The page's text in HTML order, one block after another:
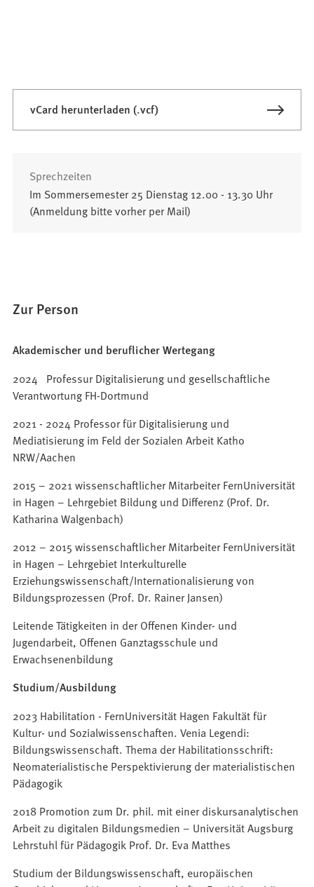
vCard herunterladen (.vcf)
Sprechzeiten
Im Sommersemester 25 Dienstag 12.00 - 13.30 Uhr
(Anmeldung bitte vorher per Mail)
Zur Person
Akademischer und beruflicher Wertegang
2024 Professur Digitalisierung und gesellschaftliche
Verantwortung FH-Dortmund
2021 - 2024 Professor für Digitalisierung und
Mediatisierung im Feld der Sozialen Arbeit Katho
NRW/Aachen
2015 – 2021 wissenschaftlicher Mitarbeiter FernUniversität
in Hagen – Lehrgebiet Bildung und Differenz (Prof. Dr.
Katharina Walgenbach)
2012 – 2015 wissenschaftlicher Mitarbeiter FernUniversität
in Hagen – Lehrgebiet Interkulturelle
Erziehungswissenschaft/Internationalisierung von
Bildungsprozessen (Prof. Dr. Rainer Jansen)
Leitende Tätigkeiten in der Offenen Kinder- und
Jugendarbeit, Offenen Ganztagsschule und
Erwachsenenbildung
Studium/Ausbildung
2023 Habilitation - FernUniversität Hagen Fakultät für
Kultur- und Sozialwissenschaften. Venia Legendi:
Bildungswissenschaft. Thema der Habilitationsschrift:
Neomaterialistische Perspektivierung der materialistischen
Pädagogik
2018 Promotion zum Dr. phil. mit einer diskursanalytischen
Arbeit zu digitalen Bildungsmedien – Universität Augsburg
Lehrstuhl für Pädagogik Prof. Dr. Eva Matthes
Studium der Bildungswissenschaft, europäischen